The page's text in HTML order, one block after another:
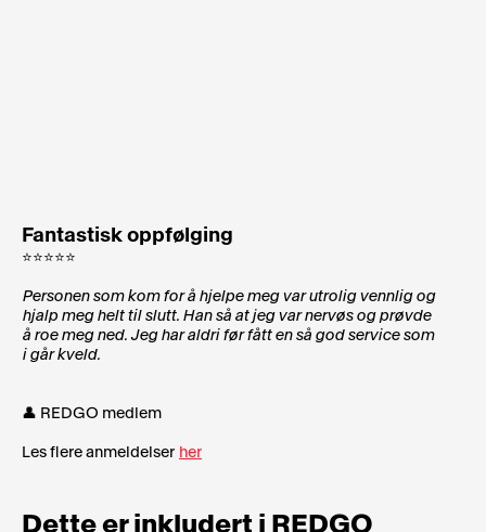
Fantastisk oppfølging
⭐⭐⭐⭐⭐
Personen som kom for å hjelpe meg var utrolig vennlig og
hjalp meg helt til slutt. Han så at jeg var nervøs og prøvde
å roe meg ned. Jeg har aldri før fått en så god service som
i går kveld.
👤 REDGO medlem
Les flere anmeldelser her
Dette er inkludert i REDGO